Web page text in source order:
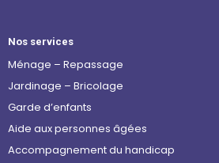
Nos services
Ménage – Repassage
Jardinage – Bricolage
Garde d’enfants
Aide aux personnes âgées
Accompagnement du handicap